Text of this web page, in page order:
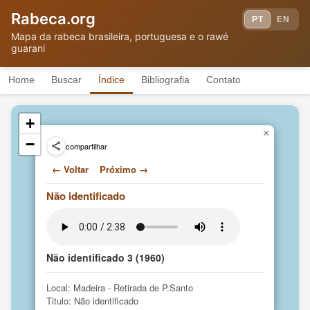
Rabeca.org
Mapa da rabeca brasileira, portuguesa e o rawé
guarani
PT EN
Home Buscar Índice Bibliografia Contato
compartilhar
← Voltar Próximo →
Não identificado
Não identificado 3 (1960)
Local: Madeira - Retirada de P.Santo
Titulo: Não identificado
×
+
−
Não identificado
(1960)
Não identificado Chula Amarantina 1
Diana Azevedo
(2013)
Propagode, Abel
Andrade e João
Valente
VT
Estremadura
Aorélio
Domingues
sobre a Rabeca no Brasil seguido
de
Manuel de
Cantadores ambulantes
Miguel Aparicio
de Melo Artiaga
Rabeca formado d'uma cabasa
Madeira